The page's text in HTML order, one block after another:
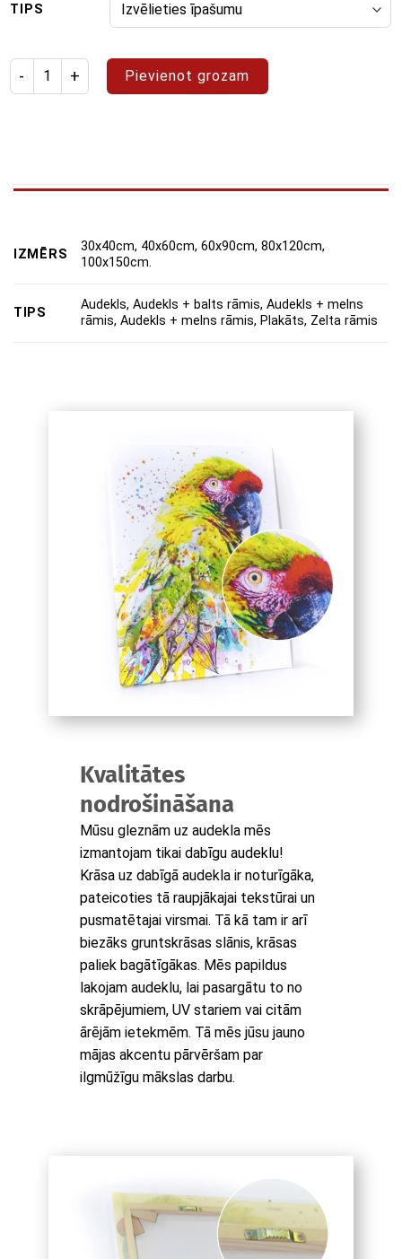
TIPS
Izstrādājuma daudzums: glezna "Abstrakts 93"
Pievienot grozam
IZMĒRS
30x40cm, 40x60cm, 60x90cm, 80x120cm,
100x150cm.
TIPS
Audekls, Audekls + balts rāmis, Audekls + melns
rāmis, Audekls + melns rāmis, Plakāts, Zelta rāmis
Kvalitātes
nodrošināšana
Mūsu gleznām uz audekla mēs
izmantojam tikai dabīgu audeklu!
Krāsa uz dabīgā audekla ir noturīgāka,
pateicoties tā raupjākajai tekstūrai un
pusmatētajai virsmai. Tā kā tam ir arī
biezāks gruntskrāsas slānis, krāsas
paliek bagātīgākas. Mēs papildus
lakojam audeklu, lai pasargātu to no
skrāpējumiem, UV stariem vai citām
ārējām ietekmēm. Tā mēs jūsu jauno
mājas akcentu pārvēršam par
ilgmūžīgu mākslas darbu.